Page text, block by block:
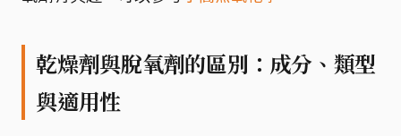
乾燥劑與脫氧劑的區別：成分、類型
與適用性